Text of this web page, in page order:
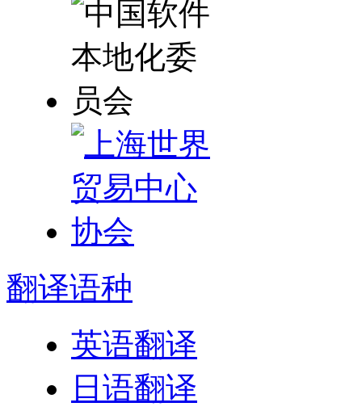
翻译语种
英语翻译
日语翻译